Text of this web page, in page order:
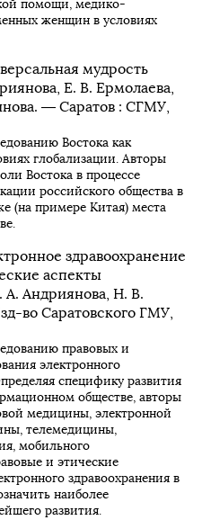
помощи, медико-
женщин в условиях
мудрость
Е. В. Ермолаева,
— Саратов : СГМУ,
Востока как
глобализации. Авторы
Востока в процессе
российского общества в
(на примере Китая) места
здравоохранение
аспекты
Андриянова, Н. В.
во Саратовского ГМУ,
правовых и
электронного
специфику развития
обществе, авторы
медицины, электронной
телемедицины,
мобильного
и этические
здравоохранения в
наиболее
развития.